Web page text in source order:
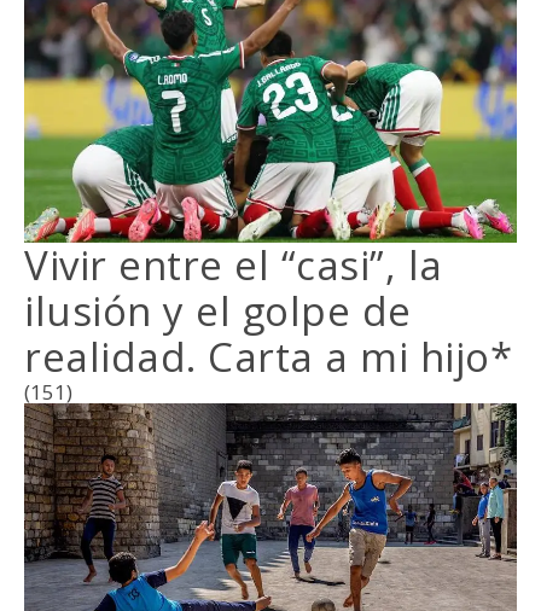
Vivir entre el “casi”, la
ilusión y el golpe de
realidad. Carta a mi hijo*
(151)